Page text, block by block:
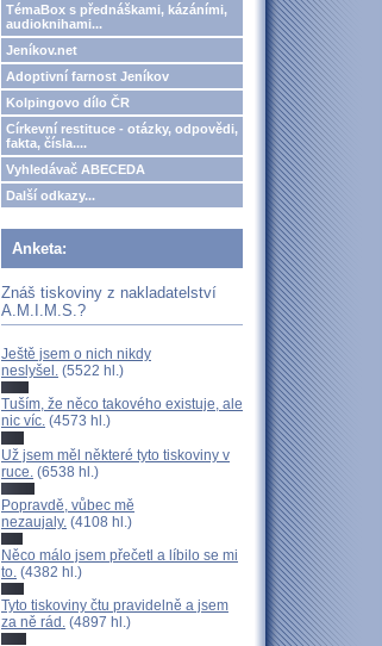
TémaBox s přednáškami, kázáními,
audioknihami...
Jeníkov.net
Adoptivní farnost Jeníkov
Kolpingovo dílo ČR
Církevní restituce - otázky, odpovědi,
fakta, čísla....
Vyhledávač ABECEDA
Další odkazy...
Anketa:
Znáš tiskoviny z nakladatelství
A.M.I.M.S.?
Ještě jsem o nich nikdy
neslyšel. (5522 hl.)
Tuším, že něco takového existuje, ale
nic víc. (4573 hl.)
Už jsem měl některé tyto tiskoviny v
ruce. (6538 hl.)
Popravdě, vůbec mě
nezaujaly. (4108 hl.)
Něco málo jsem přečetl a líbilo se mi
to. (4382 hl.)
Tyto tiskoviny čtu pravidelně a jsem
za ně rád. (4897 hl.)